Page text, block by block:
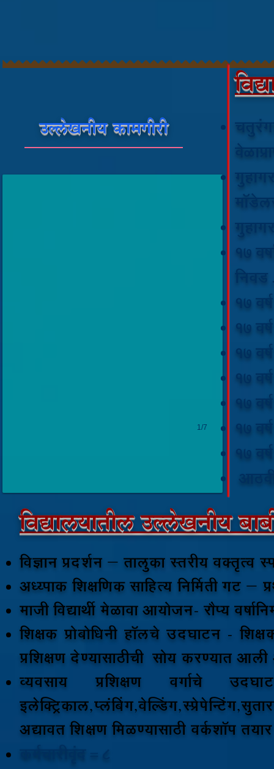
उल्लेखनीय कामगीरी
ऋतिक
बाईत
विद्यार्थी
1/7
17
निवड
17
17
17
17
17
17
17
विद्यालयातील उल्लेखनीय
विज्ञान प्रदर्शन – तालुका स्तरीय वक्तृत्व
अध्य्पाक शिक्षणिक साहित्य निर्मिती गट –
माजी विद्यार्थी मेळावा आयोजन- रौप्य
शिक्षक प्रोबोधिनी हॉलचे उदघाटन -
प्रशिक्षण देण्यासाठीची सोय करण्यात
व्यवसाय प्रशिक्षण वर्गाचे
अद्यावत शिक्षण मिळण्यासाठी वर्कशॉप
कर्मचारी
वृंद = 8